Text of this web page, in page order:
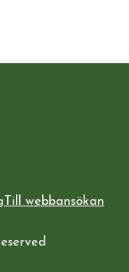
Till webbansökan